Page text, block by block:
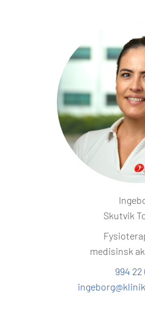
Skutvik
medisinsk
994 22